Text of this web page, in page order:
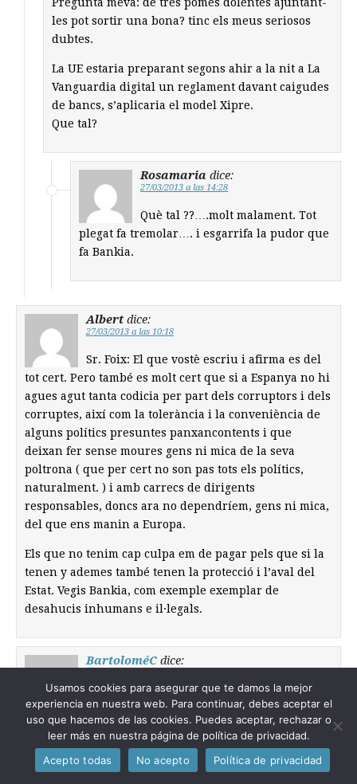
Pregunta meva: de tres pomes dolentes ajuntant-
les pot sortir una bona? tinc els meus seriosos
dubtes.
La UE estaria preparant segons ahir a la nit a La
Vanguardia digital un reglament davant caigudes
de bancs, s’aplicaria el model Xipre.
Que tal?
Rosamaria dice:
27/03/2013 a las 14:28
Què tal ??….molt malament. Tot
plegat fa tremolar…. i esgarrifa la pudor que
fa Bankia.
Albert dice:
27/03/2013 a las 10:18
Sr. Foix: El que vostè escriu i afirma es del
tot cert. Pero també es molt cert que si a Espanya no hi
agues agut tanta codicia per part dels corruptors i dels
corruptes, així com la tolerància i la conveniència de
alguns polítics presuntes panxancontents i que
deixan fer sense moures gens ni mica de la seva
poltrona ( que per cert no son pas tots els polítics,
naturalment. ) i amb carrecs de dirigents
responsables, doncs ara no dependríem, gens ni mica,
del que ens manin a Europa.
Els que no tenim cap culpa em de pagar pels que si la
tenen y ademes també tenen la protecció i l’aval del
Estat. Vegis Bankia, com exemple exemplar de
desahucis inhumans e il·legals.
BartoloméC dice:
Sr.Foix: Todo el control que ahora ejerce
Alemania sobre las cuentas del resto de paises
europeos, lo podría haber ejercido hace unos años
cuando ella misma impulsaba politicas de gasto y
endeudamientos bancarios, de haberlo hecho, ahora
Usamos cookies para asegurar que te damos la mejor
experiencia en nuestra web. Para continuar, debes aceptar el
uso que hacemos de las cookies. Puedes aceptar, rechazar o
leer más en nuestra página de política de privacidad.
Acepto todas
No acepto Política de privacidad